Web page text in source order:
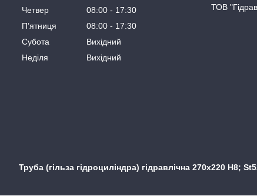
Четвер
08:00
17:30
Пʼятниця
08:00
17:30
Субота
Вихідний
Неділя
Вихідний
ТОВ
Труба (гільза гідроциліндра) гідравлічна 270x220 H8;